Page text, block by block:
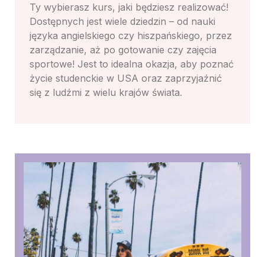
Ty wybierasz kurs, jaki będziesz realizować!
Dostępnych jest wiele dziedzin – od nauki
języka angielskiego czy hiszpańskiego, przez
zarządzanie, aż po gotowanie czy zajęcia
sportowe! Jest to idealna okazja, aby poznać
życie studenckie w USA oraz zaprzyjaźnić
się z ludźmi z wielu krajów świata.